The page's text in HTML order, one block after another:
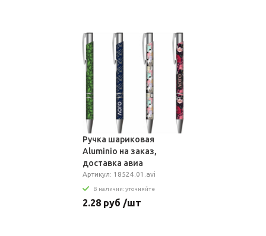
Ручка шариковая
Aluminio на заказ,
доставка авиа
Артикул: 18524.01.avi
В наличии: уточняйте
2.28 руб /шт